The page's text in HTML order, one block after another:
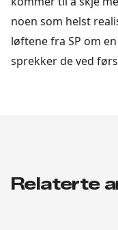
noen som helst
løftene fra SP om
sprekker de ved
Relaterte